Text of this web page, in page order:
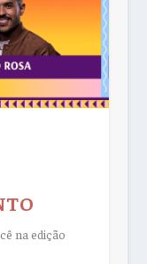
na edição